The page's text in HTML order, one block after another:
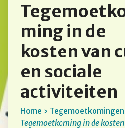
ming in de
kosten van
en sociale
activiteiten
Home
Tegemoetkoming in de